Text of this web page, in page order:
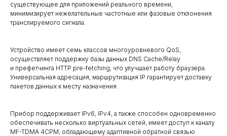
существующее для приложений реального времени,
минимизирует нежелательные частотные или фазовые отклонения
транслируемого сигнала.
Устройство имеет семь классов многоуровневого QoS,
осуществляет поддержку базы данных DNS Cache/Relay
и префетчинга HTTP pre-fetching, что улучшает работу браузера.
Универсальная адресация, маршрутизация IP гарантирует доставку
пакетов данных к месту назначения.
Прибор поддерживает IPv6, IPv4, а также способен одновременно
обеспечивать несколько виртуальных сетей, имеет доступ к каналу
MF-TDMA 4CPM, обладающему адаптивной обратной связью.